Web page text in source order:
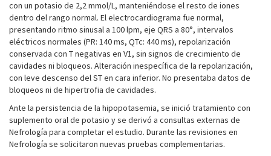
con un potasio de 2,2 mmol/L, manteniéndose el resto de iones
dentro del rango normal. El electrocardiograma fue normal,
presentando ritmo sinusal a 100 lpm, eje QRS a 80°, intervalos
eléctricos normales (PR: 140 ms, QTc: 440 ms), repolarización
conservada con T negativas en V1, sin signos de crecimiento de
cavidades ni bloqueos. Alteración inespecífica de la repolarización,
con leve descenso del ST en cara inferior. No presentaba datos de
bloqueos ni de hipertrofia de cavidades.
Ante la persistencia de la hipopotasemia, se inició tratamiento con
suplemento oral de potasio y se derivó a consultas externas de
Nefrología para completar el estudio. Durante las revisiones en
Nefrología se solicitaron nuevas pruebas complementarias.